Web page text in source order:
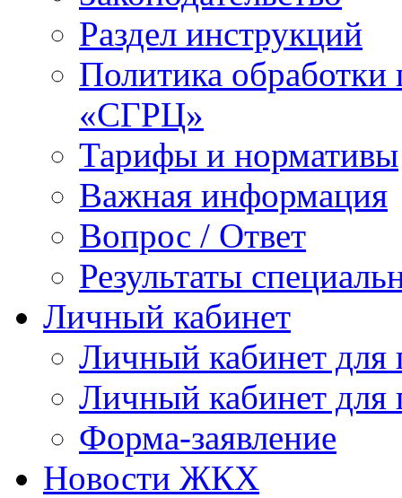
Раздел инструкций
Политика
«СГРЦ»
Тарифы и нормативы
Важная информация
Вопрос / Ответ
Результаты
Личный кабинет
Личный кабинет
Личный кабинет
Форма-заявление
Новости ЖКХ